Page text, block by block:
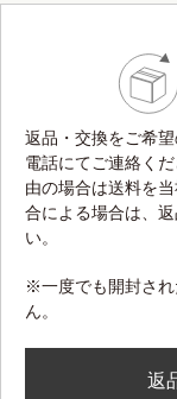
返品・交換をご希
電話にてご連絡く
由の場合は送料を
合による場合は、
い。
※一度でも開封さ
ん。
返